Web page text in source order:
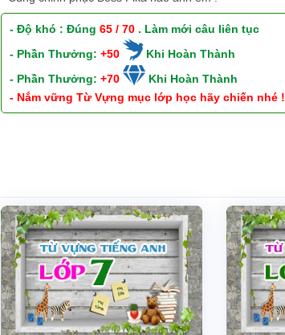
- Độ khó : Đúng 65 / 70. Làm mới câu liên tục
- Phần Thưởng: +50
Khi Hoàn Thành
- Phần Thưởng: +70
Khi Hoàn Thành
- Nắm vững Từ Vựng mục lớp học hãy chiến nhé !